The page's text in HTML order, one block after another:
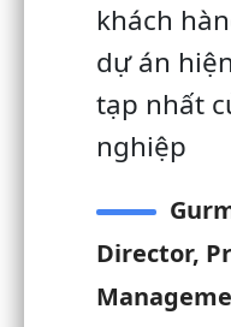
khách
dự án
tạp nhất
nghiệp
Director,